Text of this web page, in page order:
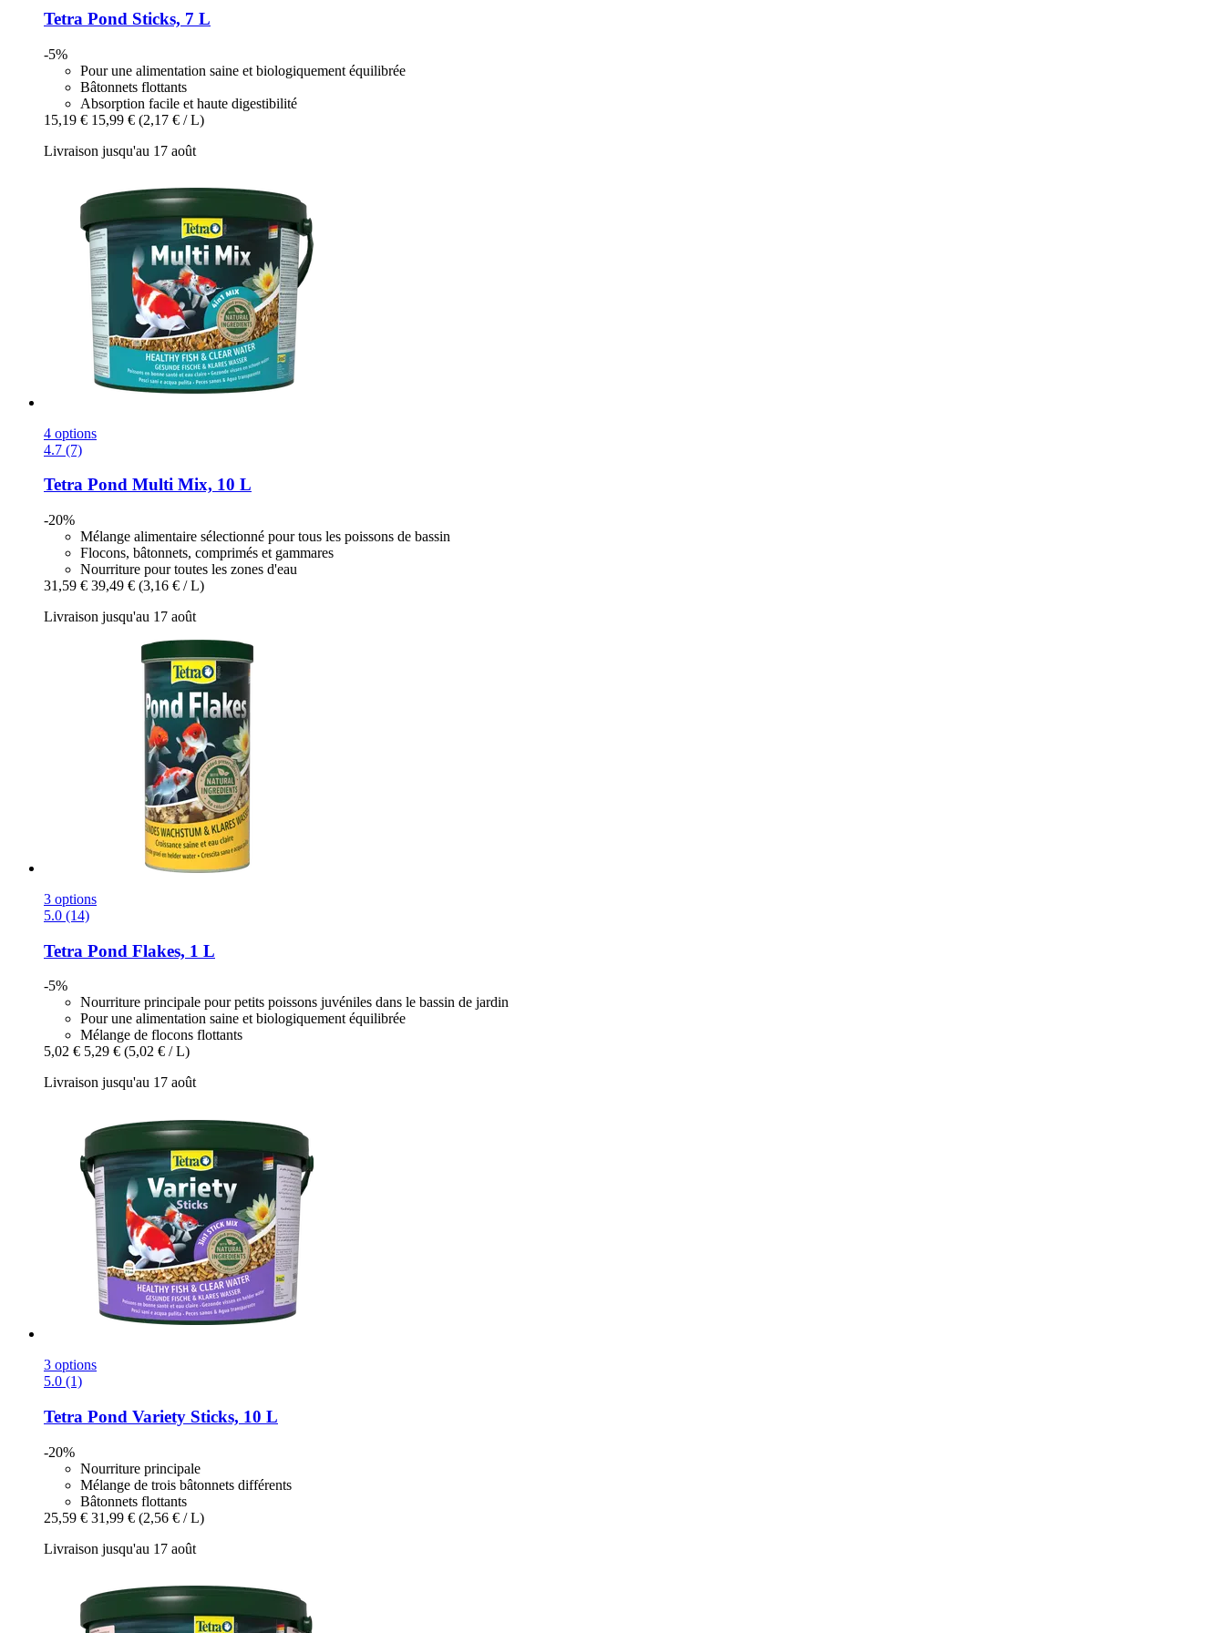
Tetra Pond Sticks, 7 L
-5%
Pour une alimentation saine et biologiquement équilibrée
Bâtonnets flottants
Absorption facile et haute digestibilité
15,19 € 15,99 € (2,17 € / L)
Livraison jusqu'au 17 août
4 options
4.7 (7)
Tetra Pond Multi Mix, 10 L
-20%
Mélange alimentaire sélectionné pour tous les poissons de bassin
Flocons, bâtonnets, comprimés et gammares
Nourriture pour toutes les zones d'eau
31,59 € 39,49 € (3,16 € / L)
Livraison jusqu'au 17 août
3 options
5.0 (14)
Tetra Pond Flakes, 1 L
-5%
Nourriture principale pour petits poissons juvéniles dans le bassin de jardin
Pour une alimentation saine et biologiquement équilibrée
Mélange de flocons flottants
5,02 € 5,29 € (5,02 € / L)
Livraison jusqu'au 17 août
3 options
5.0 (1)
Tetra Pond Variety Sticks, 10 L
-20%
Nourriture principale
Mélange de trois bâtonnets différents
Bâtonnets flottants
25,59 € 31,99 € (2,56 € / L)
Livraison jusqu'au 17 août